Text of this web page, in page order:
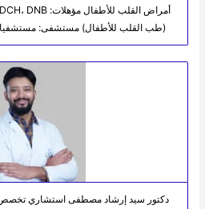
(طب القلب للأطفال) مستشفى: مستشفيات
دكتور سيد إرشاد مصطفى استشاري تخصص: